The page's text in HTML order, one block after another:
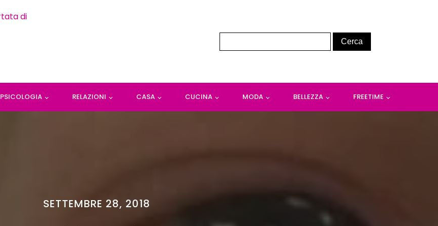
PSICOLOGIA RELAZIONI CASA CUCINA MODA BELLEZZA FREETIME
SETTEMBRE 28, 2018